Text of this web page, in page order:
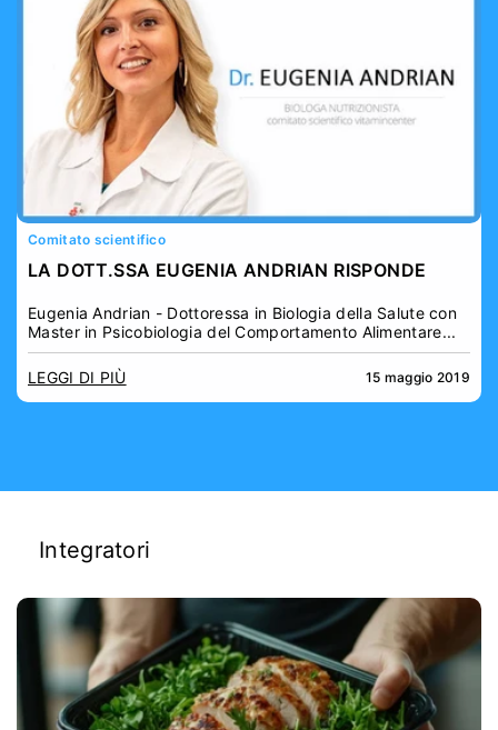
Comitato scientifico
LA DOTT.SSA EUGENIA ANDRIAN RISPONDE
Eugenia Andrian - Dottoressa in Biologia della Salute con
Master in Psicobiologia del Comportamento Alimentare...
LEGGI DI PIÙ 15 maggio 2019
Integratori